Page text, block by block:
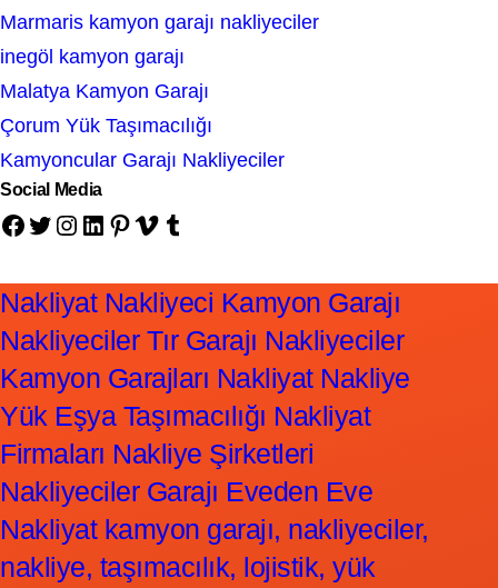
Marmaris kamyon garajı nakliyeciler
inegöl kamyon garajı
Malatya Kamyon Garajı
Çorum Yük Taşımacılığı
Kamyoncular Garajı Nakliyeciler
Social Media
Facebook Twitter Instagram LinkedIn Pinterest Vimeo Tumblr
Nakliyat Nakliyeci Kamyon Garajı
Nakliyeciler Tır Garajı Nakliyeciler
Kamyon Garajları Nakliyat Nakliye
Yük Eşya Taşımacılığı Nakliyat
Firmaları Nakliye Şirketleri
Nakliyeciler Garajı Eveden Eve
Nakliyat kamyon garajı, nakliyeciler,
nakliye, taşımacılık, lojistik, yük